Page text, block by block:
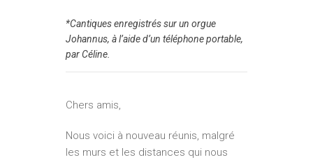
*Cantiques enregistrés sur un orgue
Johannus, à l’aide d’un téléphone portable,
par Céline.
Chers amis,
Nous voici à nouveau réunis, malgré
les murs et les distances qui nous